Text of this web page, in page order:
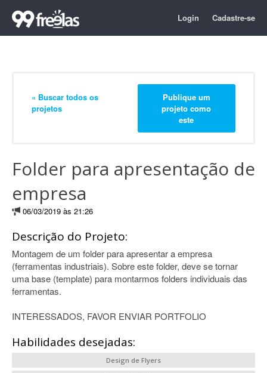
Login Cadastre-se
« Buscar todos os
projetos
Publique um
projeto como
este
Folder para apresentação de
empresa
06/03/2019 às 21:26
Descrição do Projeto:
Montagem de um folder para apresentar a empresa
(ferramentas industriais). Sobre este folder, deve se tornar
uma base (template) para montarmos folders individuais das
ferramentas.
INTERESSADOS, FAVOR ENVIAR PORTFOLIO
Habilidades desejadas:
Design de Flyers